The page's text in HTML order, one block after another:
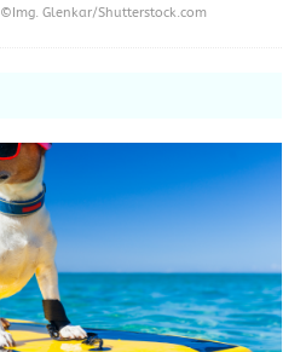
©Img. Glenkar/Shutterstock.com